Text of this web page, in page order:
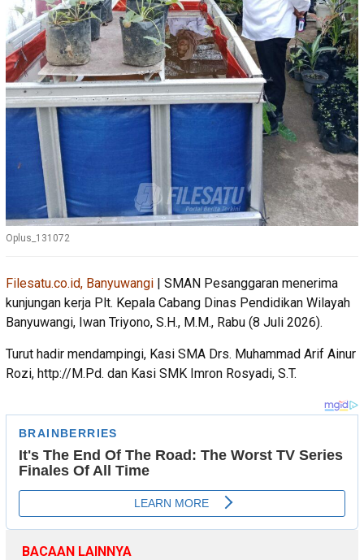
Oplus_131072
Filesatu.co.id, Banyuwangi | SMAN Pesanggaran menerima
kunjungan kerja Plt. Kepala Cabang Dinas Pendidikan Wilayah
Banyuwangi, Iwan Triyono, S.H., M.M., Rabu (8 Juli 2026).
Turut hadir mendampingi, Kasi SMA Drs. Muhammad Arif Ainur
Rozi, http://M.Pd. dan Kasi SMK Imron Rosyadi, S.T.
BACAAN LAINNYA